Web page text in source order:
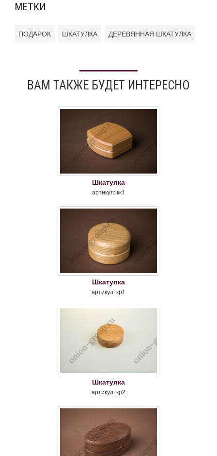
МЕТКИ
ПОДАРОК ШКАТУЛКА ДЕРЕВЯННАЯ ШКАТУЛКА
ВАМ ТАКЖЕ БУДЕТ ИНТЕРЕСНО
Шкатулка
артикул: кк1
Шкатулка
артикул: кр1
Шкатулка
артикул: кр2